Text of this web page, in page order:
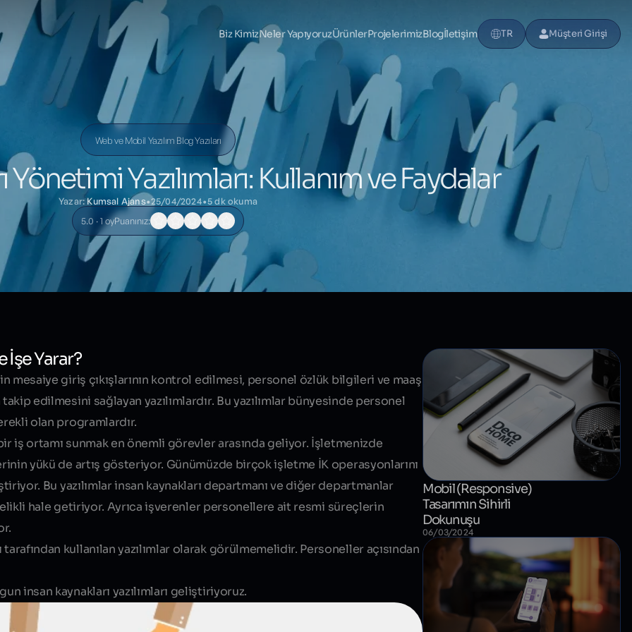
Biz KimizNeler YapıyoruzÜrünlerProjelerimizBlogİletişim TR Müşteri Girişi
Web ve Mobil Yazılım Blog Yazıları
Yönetimi Yazılımları: Kullanım ve Faydalar
Yazar:Kumsal Ajans•25/04/2024•5 dk okuma
5.0 · 1 oyPuanınız:
İşe Yarar?
mesaiye giriş çıkışlarının kontrol edilmesi, personel özlük bilgileri ve maaş
edilmesini sağlayan yazılımlardır. Bu yazılımlar bünyesinde personel
olan programlardır.
ortamı sunmak en önemli görevler arasında geliyor. İşletmenizde
yükü de artış gösteriyor. Günümüzde birçok işletme İK operasyonlarını
Bu yazılımlar insan kaynakları departmanı ve diğer departmanlar
hale getiriyor. Ayrıca işverenler personellere ait resmi süreçlerin
kullanılan yazılımlar olarak görülmemelidir. Personeller açısından
insan kaynakları yazılımları geliştiriyoruz.
Mobil (Responsive)
Tasarımın Sihirli
Dokunuşu
06/03/2024